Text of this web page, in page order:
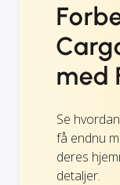
med
Se
få endnu
deres
detaljer.